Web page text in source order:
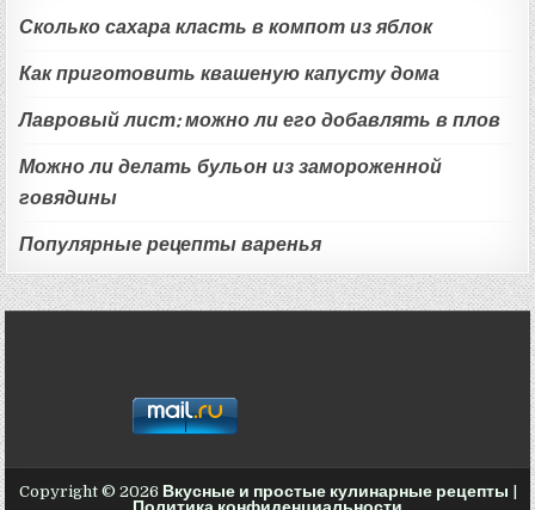
Сколько сахара класть в компот из яблок
Как приготовить квашеную капусту дома
Лавровый лист: можно ли его добавлять в плов
Можно ли делать бульон из замороженной
говядины
Популярные рецепты варенья
Copyright © 2026 Вкусные и простые кулинарные рецепты